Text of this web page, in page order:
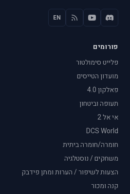
EN
פורומים
פלייט סימולטור
מועדון הטייסים
פאלקון 4.0
תעופה וביטחון
אי אל 2
DCS World
חומרה/חומרה ביתית
משחקים / נוסטלגיה
הצעות לשיפור / הערות ומתן פידבק
קנה ומכור